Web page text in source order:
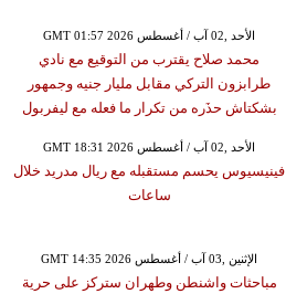
GMT 01:57 2026 الأحد ,02 آب / أغسطس
محمد صلاح يقترب من التوقيع مع نادي
طرابزون التركي مقابل مليار جنيه وجمهور
بشكتاش حذَره من تكرار ما فعله مع ليفربول
GMT 18:31 2026 الأحد ,02 آب / أغسطس
فينيسيوس يحسم مستقبله مع ريال مدريد خلال
ساعات
GMT 14:35 2026 الإثنين ,03 آب / أغسطس
مباحثات واشنطن وطهران ستركز على حرية